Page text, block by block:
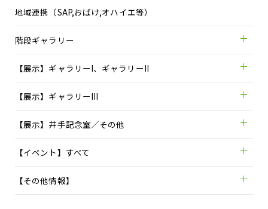
地域連携（SAP,おばけ,オハイエ等）
階段ギャラリー
【展示】ギャラリーI、ギャラリーII
【展示】ギャラリーIII
【展示】井手記念室／その他
【イベント】すべて
【その他情報】